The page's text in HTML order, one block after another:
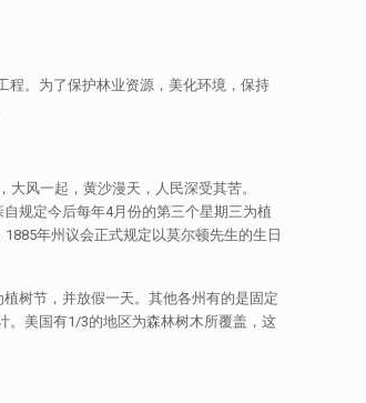
程。为了保护林业资源，美化环境，保持
风一起，黄沙漫天，人民深受其苦。
规定今后每年4月份的第三个星期三为植
年州议会正式规定以莫尔顿先生的生日
树节，并放假一天。其他各州有的是固定
。美国有1/3的地区为森林树木所覆盖，这